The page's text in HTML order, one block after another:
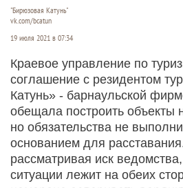
"Бирюзовая Катунь"
vk.com/bcatun
19 июля 2021 в 07:34
Краевое управление по
соглашение с резидентом
Катунь» - барнаульской
обещала построить объекты
но обязательства не
основанием для
рассматривая иск
ситуации лежит на обеих